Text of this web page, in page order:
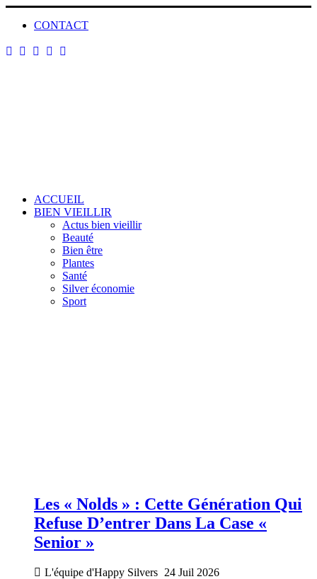
CONTACT
ACCUEIL
BIEN VIEILLIR
Actus bien vieillir
Beauté
Bien être
Plantes
Santé
Silver économie
Sport
Les « Nolds » : Cette Génération Qui
Refuse D’entrer Dans La Case «
Senior »
L'équipe d'Happy Silvers 24 Juil 2026